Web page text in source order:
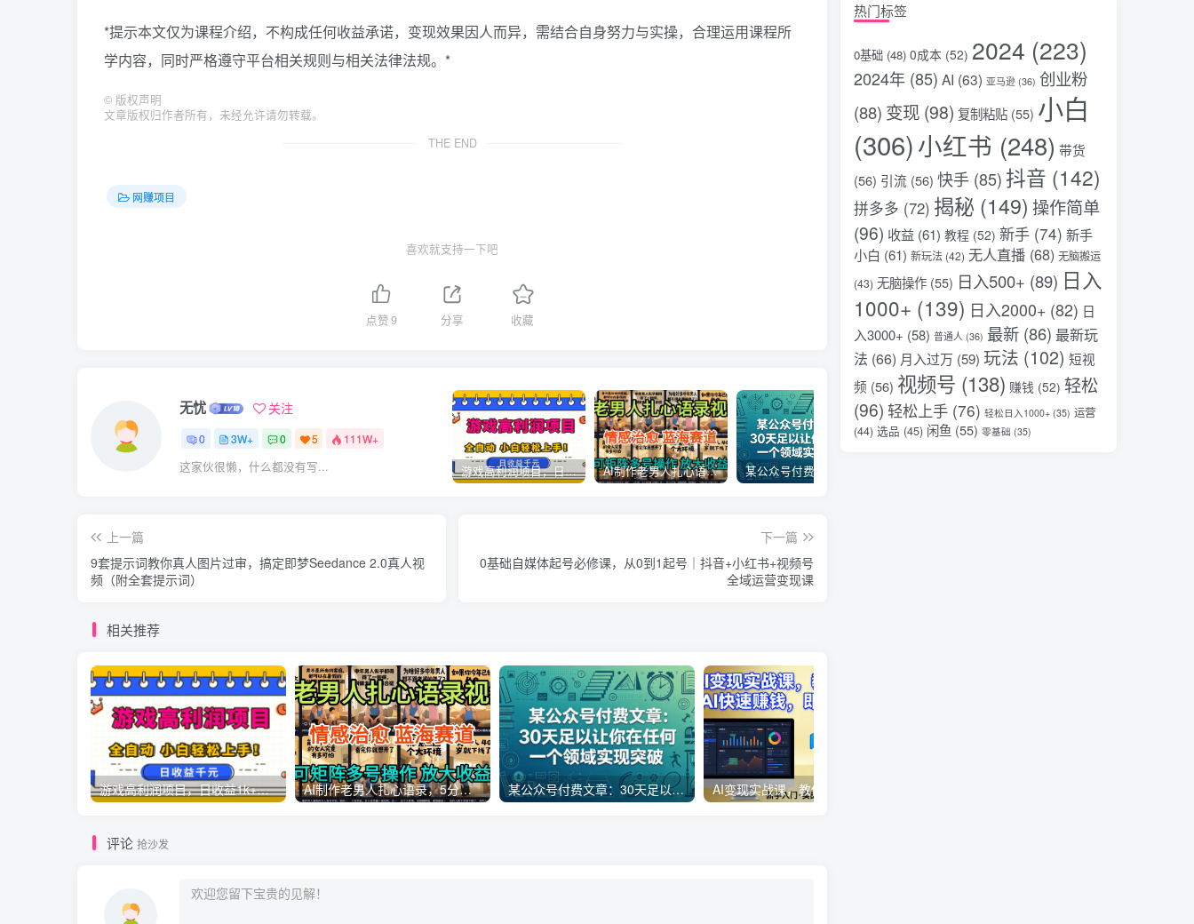
*提示本文仅为课程介绍，不构成任何收益承诺，变现效果因人而异，需结合自身努力与实操，合理运用课程所
学内容，同时严格遵守平台相关规则与相关法律法规。*
© 版权声明
文章版权归作者所有，未经允许请勿转载。
THE END
网赚项目
喜欢就支持一下吧
点赞9 分享 收藏
无忧 关注
0 3W+ 0 5 111W+
这家伙很懒，什么都没有写... 游戏高利润项目，日收益1k+，全自动，无需值守，解放双手，小白轻松上手【揭秘】 AI制作老男人扎心语录，5分钟一条，操作简单，流量非常大，保姆级教程
上一篇
9套提示词教你真人图片过审，搞定即梦Seedance 2.0真人视
频（附全套提示词）
下一篇
0基础自媒体起号必修课，从0到1起号｜抖音+小红书+视频号
全域运营变现课
相关推荐
游戏高利润项目，日收益1k+，全自动，无需值守，解放双手，小白轻松上手【揭秘】 AI制作老男人扎心语录，5分钟一条，操作简单，流量非常大，保姆级教程 某公众号付费文章：30天足以让你在任何一个领域实现突破
评论 抢沙发
热门标签
0基础 (48) 0成本 (52) 2024 (223)
2024年 (85) AI (63) 亚马逊 (36) 创业粉
(88) 变现 (98) 复制粘贴 (55) 小白
(306)小红书 (248) 带货
(56) 引流 (56) 快手 (85) 抖音 (142)
拼多多 (72) 揭秘 (149) 操作简单
(96) 收益 (61) 教程 (52) 新手 (74) 新手
小白 (61) 新玩法 (42) 无人直播 (68) 无脑搬运
(43) 无脑操作 (55) 日入500+ (89) 日入
1000+ (139) 日入2000+ (82) 日
入3000+ (58) 普通人 (36) 最新 (86) 最新玩
法 (66) 月入过万 (59) 玩法 (102) 短视
频 (56) 视频号 (138) 赚钱 (52) 轻松
(96) 轻松上手 (76) 轻松日入1000+ (35) 运营
(44) 选品 (45) 闲鱼 (55) 零基础 (35)